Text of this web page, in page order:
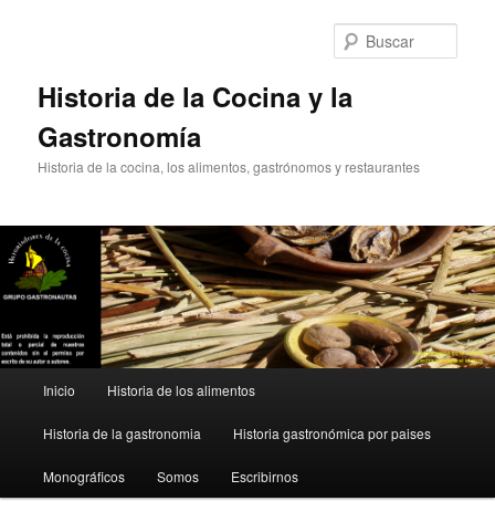
Historia de la Cocina y la
Gastronomía
Historia de la cocina, los alimentos, gastrónomos y restaurantes
principal
Inicio Historia de los alimentos
Historia de la gastronomia Historia gastronómica por paises
Monográficos Somos Escribirnos